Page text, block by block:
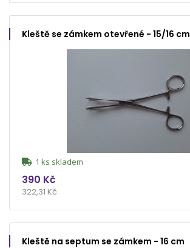
Kleště se zámkem otevřené - 15/16 cm
1 ks skladem
390 Kč
322,31 Kč
Kleště na septum se zámkem - 16 cm